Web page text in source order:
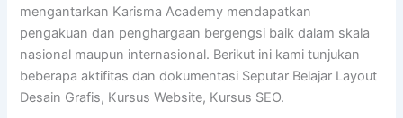
mengantarkan Karisma Academy mendapatkan
pengakuan dan penghargaan bergengsi baik dalam skala
nasional maupun internasional. Berikut ini kami tunjukan
beberapa aktifitas dan dokumentasi Seputar Belajar Layout
Desain Grafis, Kursus Website, Kursus SEO.